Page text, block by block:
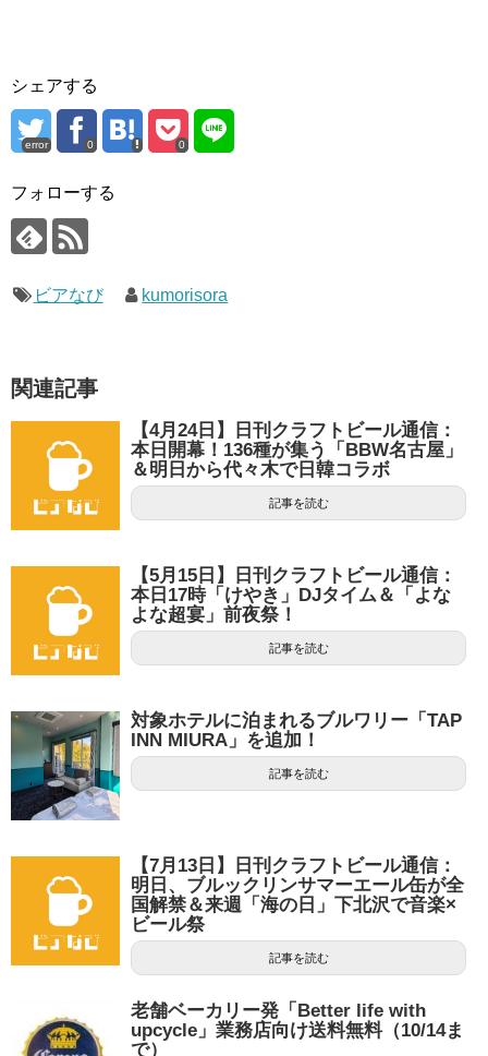
シェアする
error 0 0
フォローする
ビアなび kumorisora
関連記事
【4月24日】日刊クラフトビール通信：
本日開幕！136種が集う「BBW名古屋」
＆明日から代々木で日韓コラボ
記事を読む
【5月15日】日刊クラフトビール通信：
本日17時「けやき」DJタイム＆「よな
よな超宴」前夜祭！
記事を読む
対象ホテルに泊まれるブルワリー「TAP
INN MIURA」を追加！
記事を読む
【7月13日】日刊クラフトビール通信：
明日、ブルックリンサマーエール缶が全
国解禁＆来週「海の日」下北沢で音楽×
ビール祭
記事を読む
老舗ベーカリー発「Better life with
upcycle」業務店向け送料無料（10/14ま
で）